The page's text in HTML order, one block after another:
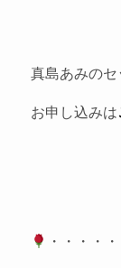
真島あみの
お申し込みは
・・・・